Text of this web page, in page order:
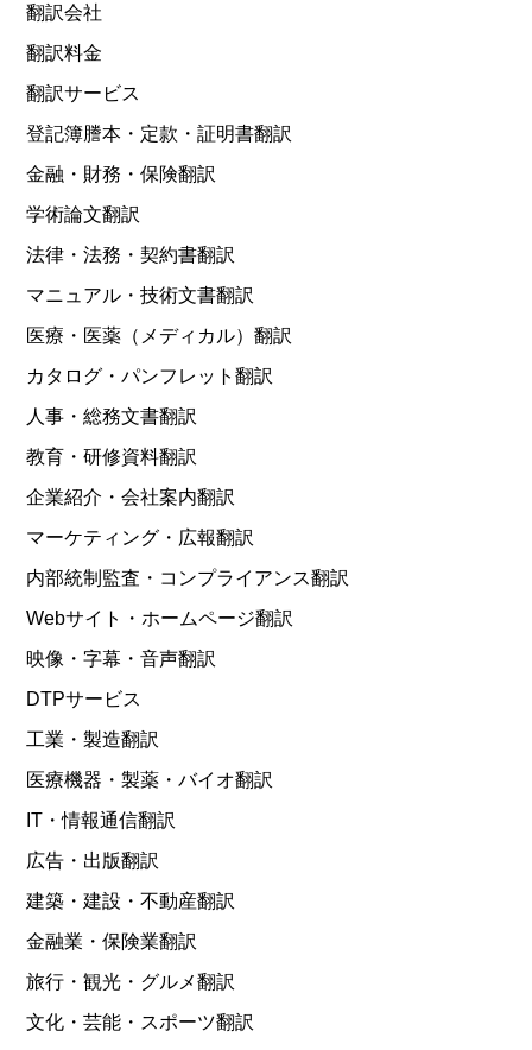
翻訳会社
翻訳料金
翻訳サービス
登記簿謄本・定款・証明書翻訳
金融・財務・保険翻訳
学術論文翻訳
法律・法務・契約書翻訳
マニュアル・技術文書翻訳
医療・医薬（メディカル）翻訳
カタログ・パンフレット翻訳
人事・総務文書翻訳
教育・研修資料翻訳
企業紹介・会社案内翻訳
マーケティング・広報翻訳
内部統制監査・コンプライアンス翻訳
Webサイト・ホームページ翻訳
映像・字幕・音声翻訳
DTPサービス
工業・製造翻訳
医療機器・製薬・バイオ翻訳
IT・情報通信翻訳
広告・出版翻訳
建築・建設・不動産翻訳
金融業・保険業翻訳
旅行・観光・グルメ翻訳
文化・芸能・スポーツ翻訳